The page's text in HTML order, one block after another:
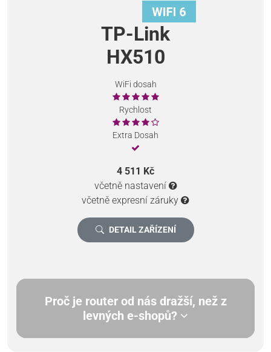
TP-Link
HX510
WiFi dosah
Rychlost
Extra Dosah
4 511 Kč
včetně nastavení
včetně expresní záruky
DETAIL ZAŘÍZENÍ
Proč je router od nás dražší, než z
levných e-shopů?